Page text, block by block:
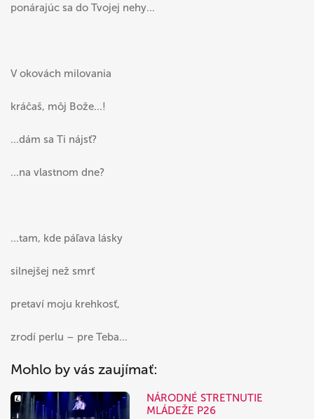
ponárajúc sa do Tvojej nehy...
V okovách milovania
kráčaš, môj Bože...!
...dám sa Ti nájsť?
...na vlastnom dne?
...tam, kde páľava lásky
silnejšej než smrť
pretaví moju krehkosť,
zrodí perlu – pre Teba...
Mohlo by vás zaujímať:
NÁRODNÉ STRETNUTIE
MLÁDEŽE P26